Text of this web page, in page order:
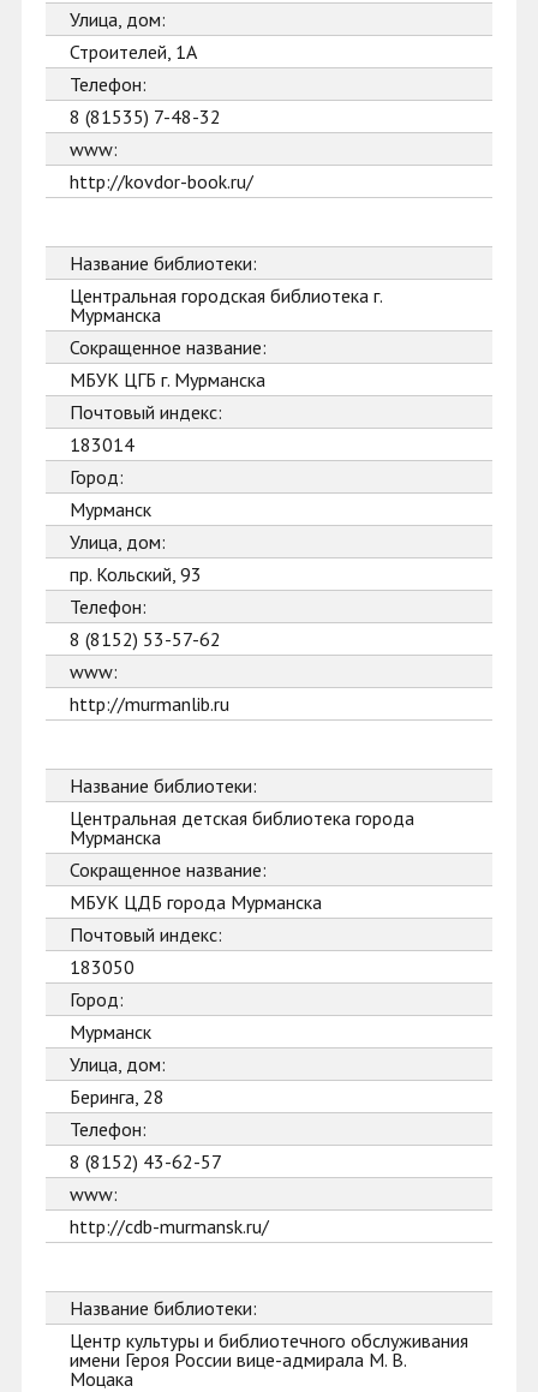
Улица, дом:
Строителей, 1А
Телефон:
8 (81535) 7-48-32
www:
http://kovdor-book.ru/
Название библиотеки:
Центральная городская библиотека г.
Мурманска
Сокращенное название:
МБУК ЦГБ г. Мурманска
Почтовый индекс:
183014
Город:
Мурманск
Улица, дом:
пр. Кольский, 93
Телефон:
8 (8152) 53-57-62
www:
http://murmanlib.ru
Название библиотеки:
Центральная детская библиотека города
Мурманска
Сокращенное название:
МБУК ЦДБ города Мурманска
Почтовый индекс:
183050
Город:
Мурманск
Улица, дом:
Беринга, 28
Телефон:
8 (8152) 43-62-57
www:
http://cdb-murmansk.ru/
Название библиотеки:
Центр культуры и библиотечного обслуживания
имени Героя России вице-адмирала М. В.
Моцака